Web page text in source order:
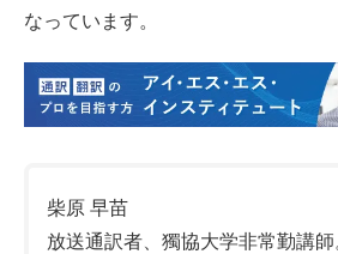
なっています。
柴原 早苗
放送通訳者、獨協大学非常勤講師